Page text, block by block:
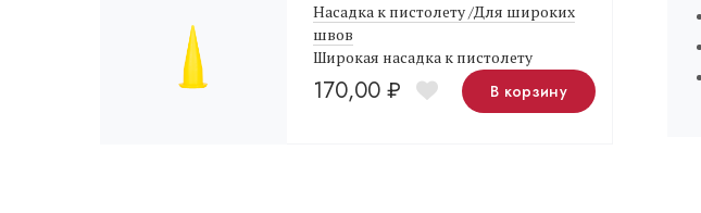
Насадка к пистолету /Для широких
швов
Широкая насадка к пистолету
170,00 ₽ В корзину